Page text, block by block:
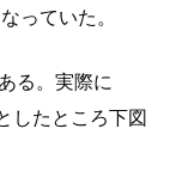
っていた。
る。実際に
したところ下図